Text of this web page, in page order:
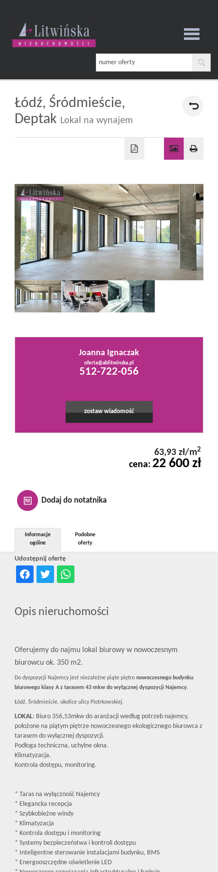
Strona
główna
Oferta
Mieszkania
Domy
Kontakt
Łódź, Śródmieście,
Deptak Lokal na wynajem
Joanna Ignaczak
oferta@ablitwinska.pl
512-722-056
zostaw wiadomość
63,93 zł/m2
cena: 22 600 zł
Dodaj do notatnika
Udostępnij ofertę
Informacje
ogólne
Podobne
oferty
Opis nieruchomości
Oferujemy do najmu lokal biurowy w nowoczesnym
biurowcu ok. 350 m2.
Do dyspozycji Najemcy jest niezależne piąte piętro nowoczesnego budynku
biurowego klasy A z tarasem 43 mkw do wyłącznej dyspozycji Najemcy.
Łódź, Śródmieście, okolice ulicy Piotrkowskiej.
LOKAL: Biuro 356,53mkw do aranżacji według potrzeb najemcy,
położone na piątym piętrze nowoczesnego ekologicznego biurowca z
tarasem do wyłącznej dyspozycji.
Podłoga techniczna, uchylne okna.
Klimatyzacja.
Kontrola dostępu, monitoring.
* Taras na wyłączność Najemcy
* Elegancka recepcja
* Szybkobieżne windy
* Klimatyzacja
* Kontrola dostępu i monitoring
* Systemy bezpieczeństwa i kontroli dostępu
* Inteligentne sterowanie instalacjami budynku, BMS
* Energooszczędne oświetlenie LED